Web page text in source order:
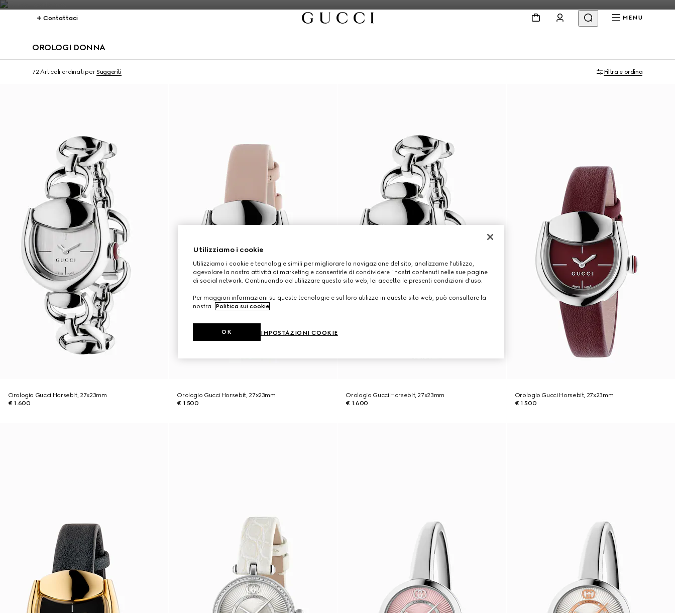
Contattaci MENU
OROLOGI DONNA
72 Articoli ordinati perSuggeriti Filtra e ordina
Orologio Gucci Horsebit, 27x23mm
€ 1.600
Orologio Gucci Horsebit, 27x23mm
€ 1.500
Orologio Gucci Horsebit, 27x23mm
€ 1.600
Orologio Gucci Horsebit, 27x23mm
€ 1.500
Utilizziamo i cookie
Utilizziamo i cookie e tecnologie simili per migliorare la navigazione del sito, analizzarne l'utilizzo,
agevolare la nostra attività di marketing e consentirle di condividere i nostri contenuti nelle sue pagine
di social network. Continuando ad utilizzare questo sito web, lei accetta le presenti condizioni d'uso.
Per maggiori informazioni su queste tecnologie e sul loro utilizzo in questo sito web, può consultare la
nostra
Politica sui cookie.
IMPOSTAZIONI COOKIE
OK